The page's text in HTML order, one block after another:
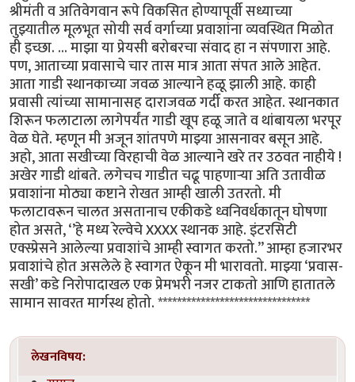
श्रीमंती व अतिवेगवान रूपे विकसित होण्यापूर्वी सध्याच्या
तुझ्यातील मूलभूत सोयी सर्व वर्गाच्या प्रवाशांना व्यवस्थित मिळोत
ही इच्छा. ... माझा या प्रेयसी बरोबरचा संवाद हा न संपणारा आहे.
पण, आताच्या प्रवासाचे चार तास मात्र आता संपत आले आहेत.
आता गाडी स्थानकाच्या जवळ आल्याने हळू झाली आहे. काही
प्रवासी त्यांच्या सामानासह दाराजवळ गर्दी करत आहेत. स्थानकात
शिरून फलाटाला लागेपर्यंत गाडी खूप हळू जाते व थांबायला भरपूर
वेळ घेते. म्हणून मी अजून शांतपणे माझ्या आसनावर बसून आहे.
अहो, आता सखीच्या विरहाची वेळ आल्याने खरे तर उठवत नाहीये !
अखेर गाडी थांबते. लगेचच गाडीत चढू पाहणाऱ्या अति उतावीळ
प्रवाशांना मोठ्या कष्टाने रोखत आम्ही खाली उतरतो. मी
फलाटावरून चालत असतानाच एकीकडे ध्वनिवर्धकातून घोषणा
होत असते, ‘’हे मध्य रेल्वेचे XXXX स्थानक आहे. इंटरसिटी
एक्स्प्रेसने आलेल्या प्रवाशांचे आम्ही स्वागत करतो.’’ आम्हा हजारभर
प्रवाशांचे होत असलेले हे स्वागत ऐकून मी भारावतो. माझ्या ‘प्रवास-
सखी’ कडे निरोपादाखल एक प्रेमभरी नजर टाकतो आणि हातातले
सामान सावरत मार्गस्थ होतो. ********************************
लेखनविषय: